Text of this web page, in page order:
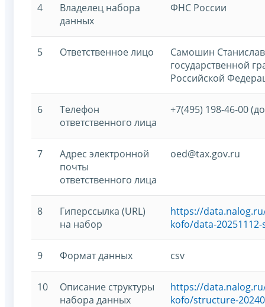
4
Владелец набора
данных
ФНС России
5 Ответственное лицо
Самошин
государственной
Российской
6
Телефон
ответственного лица
+7(495) 198-46-00
7
Адрес электронной
почты
ответственного лица
oed@tax.gov.ru
8
Гиперссылка (URL)
на набор
https://
kofo/data-
9 Формат данных csv
10
Описание структуры
набора данных
https://
kofo/structure-